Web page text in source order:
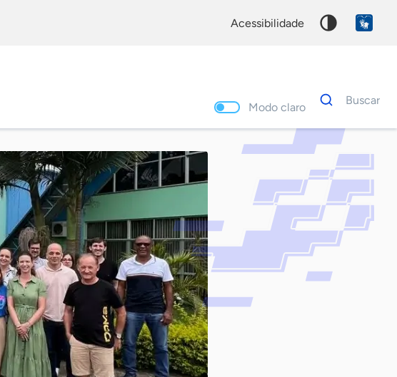
acessibilidade
Modo claro
Dados
para
Buscar
Palavra
chave